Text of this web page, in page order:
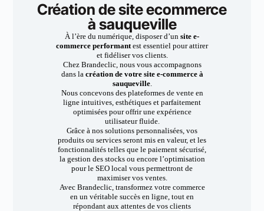
Création de site ecommerce
à sauqueville
À l’ère du numérique, disposer d’un site e-
commerce performantest essentiel pour attirer
et fidéliser vos clients.
Chez Brandeclic, nous vous accompagnons
dans la création de votre site e-commerce à
sauqueville.
Nous concevons des plateformes de vente en
ligne intuitives, esthétiques et parfaitement
optimisées pour offrir une expérience
utilisateur fluide.
Grâce à nos solutions personnalisées, vos
produits ou services seront mis en valeur, et les
fonctionnalités telles que le paiement sécurisé,
la gestion des stocks ou encore l’optimisation
pour le SEO local vous permettront de
maximiser vos ventes.
Avec Brandeclic, transformez votre commerce
en un véritable succès en ligne, tout en
répondant aux attentes de vos clients